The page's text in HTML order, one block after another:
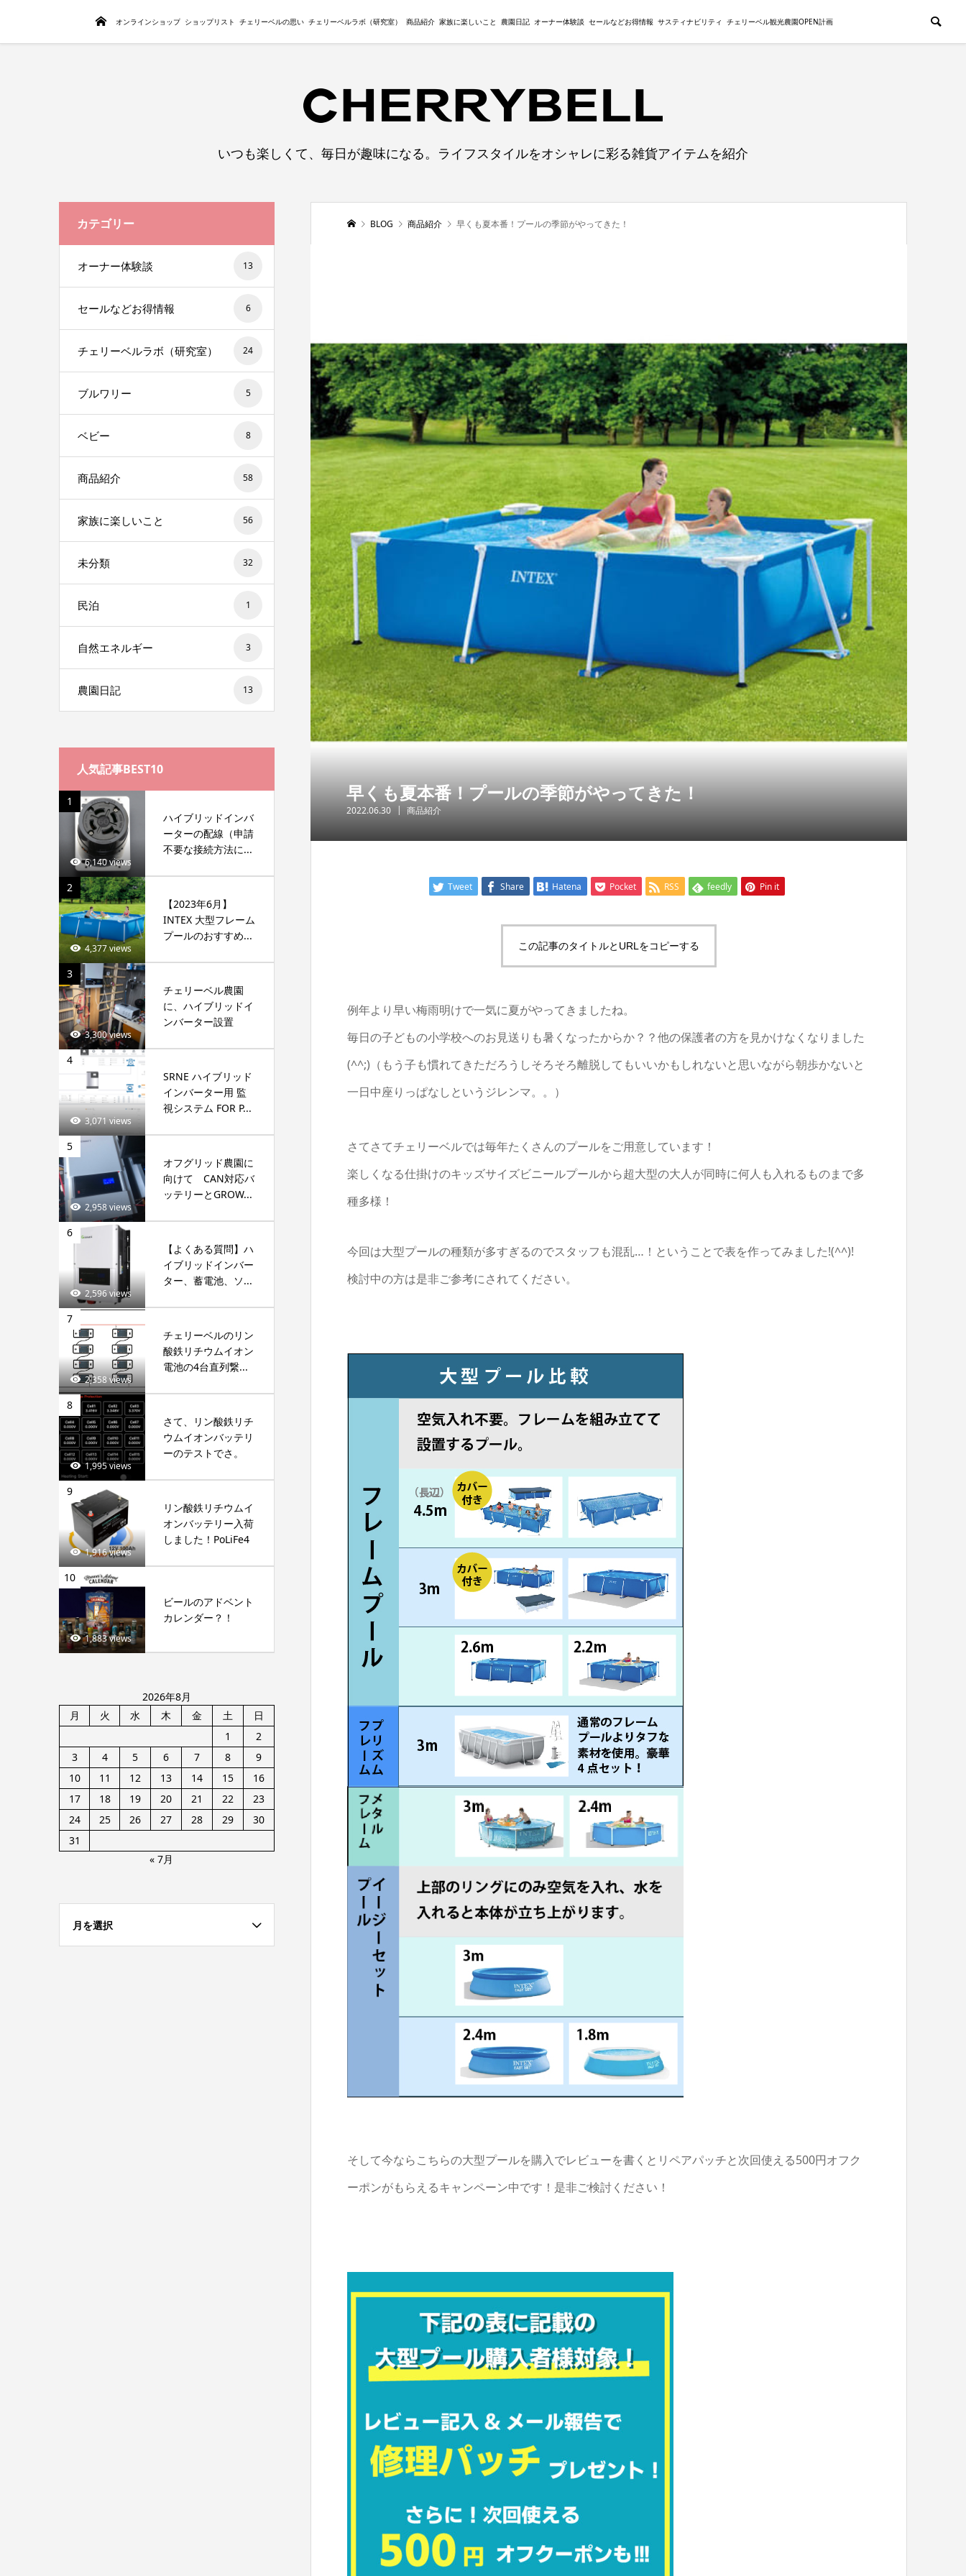
トップページオンラインショップ ショップリスト チェリーベルの思い チェリーベルラボ（研究室） 商品紹介 家族に楽しいこと 農園日記 オーナー体験談 セールなどお得情報 サスティナビリティ チェリーベル観光農園OPEN計画
いつも楽しくて、毎日が趣味になる。ライフスタイルをオシャレに彩る雑貨アイテムを紹介
BLOG 商品紹介 早くも夏本番！プールの季節がやってきた！
早くも夏本番！プールの季節がやってきた！
2022.06.30 商品紹介
Tweet Share Hatena Pocket RSS feedly Pin it
この記事のタイトルとURLをコピーする
例年より早い梅雨明けで一気に夏がやってきましたね。
毎日の子どもの小学校へのお見送りも暑くなったからか？？他の保護者の方を見かけなくなりました
(^^;)（もう子も慣れてきただろうしそろそろ離脱してもいいかもしれないと思いながら朝歩かないと
一日中座りっぱなしというジレンマ。。）
さてさてチェリーベルでは毎年たくさんのプールをご用意しています！
楽しくなる仕掛けのキッズサイズビニールプールから超大型の大人が同時に何人も入れるものまで多
種多様！
今回は大型プールの種類が多すぎるのでスタッフも混乱…！ということで表を作ってみました!(^^)!
検討中の方は是非ご参考にされてください。
そして今ならこちらの大型プールを購入でレビューを書くとリペアパッチと次回使える500円オフク
ーポンがもらえるキャンペーン中です！是非ご検討ください！
カテゴリー
オーナー体験談 13
セールなどお得情報 6
チェリーベルラボ（研究室） 24
ブルワリー 5
ベビー 8
商品紹介 58
家族に楽しいこと 56
未分類 32
民泊 1
自然エネルギー 3
農園日記 13
人気記事BEST10
1
6,140 views
ハイブリッドインバ
ーターの配線（申請
不要な接続方法に...
2
4,377 views
【2023年6月】
INTEX 大型フレーム
プールのおすすめ...
3
3,300 views
チェリーベル農園
に、ハイブリッドイ
ンバーター設置
4
3,071 views
SRNE ハイブリッド
インバーター用 監
視システム FOR P...
5
2,958 views
オフグリッド農園に
向けて CAN対応バ
ッテリーとGROW...
6
2,596 views
【よくある質問】ハ
イブリッドインバー
ター、蓄電池、ソ...
7
2,358 views
チェリーベルのリン
酸鉄リチウムイオン
電池の4台直列繋...
8
1,995 views
さて、リン酸鉄リチ
ウムイオンバッテリ
ーのテストでさ。
9
1,916 views
リン酸鉄リチウムイ
オンバッテリー入荷
しました！PoLiFe4
10
1,883 views
ビールのアドベント
カレンダー？！
2026年8月
月
火 水 木 金 土
日
1
2
3
4 5 6 7 8
9
10
11 12 13 14 15
16
17
18 19 20 21 22
23
24
25 26 27 28 29
30
31
« 7月
月を選択